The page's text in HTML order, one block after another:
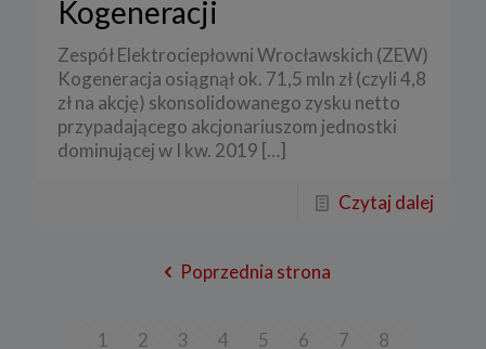
Kogeneracji
Zespół Elektrociepłowni Wrocławskich (ZEW)
Kogeneracja osiągnął ok. 71,5 mln zł (czyli 4,8
zł na akcję) skonsolidowanego zysku netto
przypadającego akcjonariuszom jednostki
dominującej w I kw. 2019 […]
Czytaj dalej
Poprzednia strona
1 2 3 4 5 6 7 8